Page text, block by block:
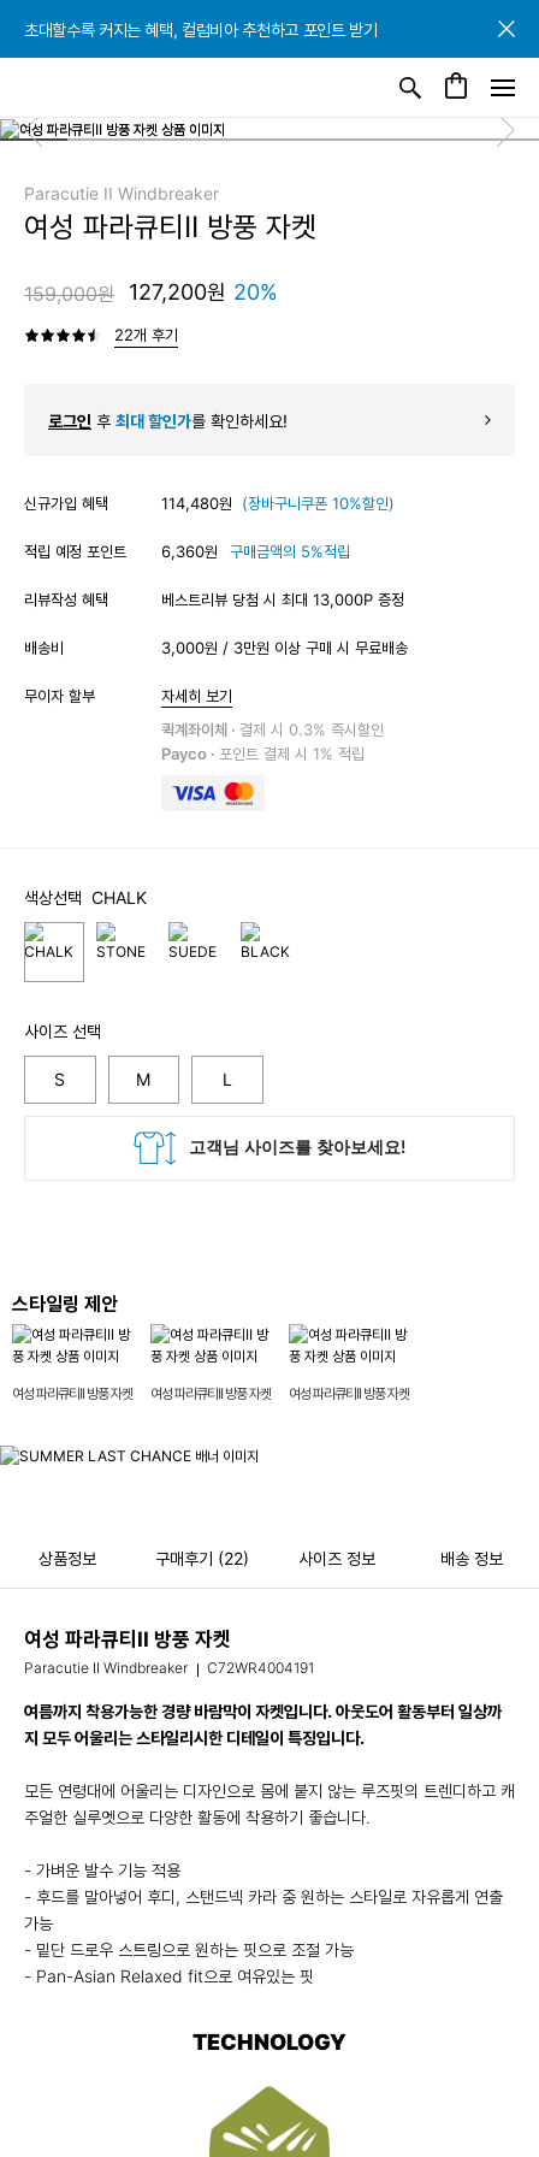
초대할수록 커지는 혜택, 컬럼비아 추천하고 포인트 받기
초대할수록 커지는 혜택, 컬럼비아 추천하고 포인트 받기
초대할수록 커지는 혜택, 컬럼비아 추천하고 포인트 받기
Paracutie II Windbreaker
여성 파라큐티II 방풍 자켓
159,000원 127,200원 20%
22개 후기
로그인 후 최대 할인가를 확인하세요!
신규가입 혜택 114,480원 (장바구니쿠폰 10%할인)
적립 예정 포인트 6,360원 구매금액의 5%적립
리뷰작성 혜택 베스트리뷰 당첨 시 최대 13,000P 증정
배송비 3,000원 / 3만원 이상 구매 시 무료배송
무이자 할부
자세히 보기
퀵계좌이체 · 결제 시 0.3% 즉시할인
Payco · 포인트 결제 시 1% 적립
색상선택 CHALK
사이즈 선택
S M L
스타일링 제안
여성 파라큐티II 방풍 자켓 여성 파라큐티II 방풍 자켓 여성 파라큐티II 방풍 자켓
상품정보 구매후기 (22) 사이즈 정보 배송 정보
여성 파라큐티II 방풍 자켓
Paracutie II Windbreaker C72WR4004191
여름까지 착용가능한 경량 바람막이 자켓입니다. 아웃도어 활동부터 일상까
지 모두 어울리는 스타일리시한 디테일이 특징입니다.
모든 연령대에 어울리는 디자인으로 몸에 붙지 않는 루즈핏의 트렌디하고 캐
주얼한 실루엣으로 다양한 활동에 착용하기 좋습니다.
- 가벼운 발수 기능 적용
- 후드를 말아넣어 후디, 스탠드넥 카라 중 원하는 스타일로 자유롭게 연출
가능
- 밑단 드로우 스트링으로 원하는 핏으로 조절 가능
- Pan-Asian Relaxed fit으로 여유있는 핏
TECHNOLOGY